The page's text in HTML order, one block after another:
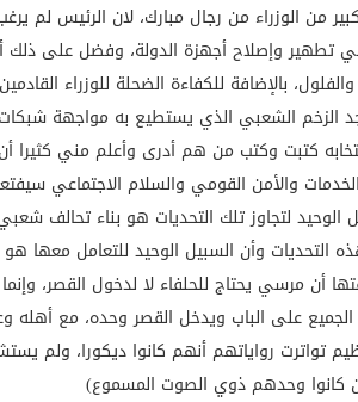
من الوزراء من رجال مبارك، لان الرئيس لم
في تطهير وإصلاح أجهزة الدولة، وفضل على ذلك
بالإضافة للكفاءة الضحلة للوزراء
الزخم الشعبي الذي يستطيع به مواجهة
كتبت وكتب من هم أدرى وأعلم مني كثيرا
والأمن القومي والسلام الاجتماعي
الوحيد لتجاوز تلك التحديات هو بناء تحالف
وأن السبيل الوحيد للتعامل معها هو
أن مرسي يحتاج للحلفاء لا لدخول القصر،
الجميع على الباب ويدخل القصر وحده، مع أهله
تواترت رواياتهم أنهم كانوا ديكورا، ولم
كانوا وحدهم ذوي الصوت المسموع)